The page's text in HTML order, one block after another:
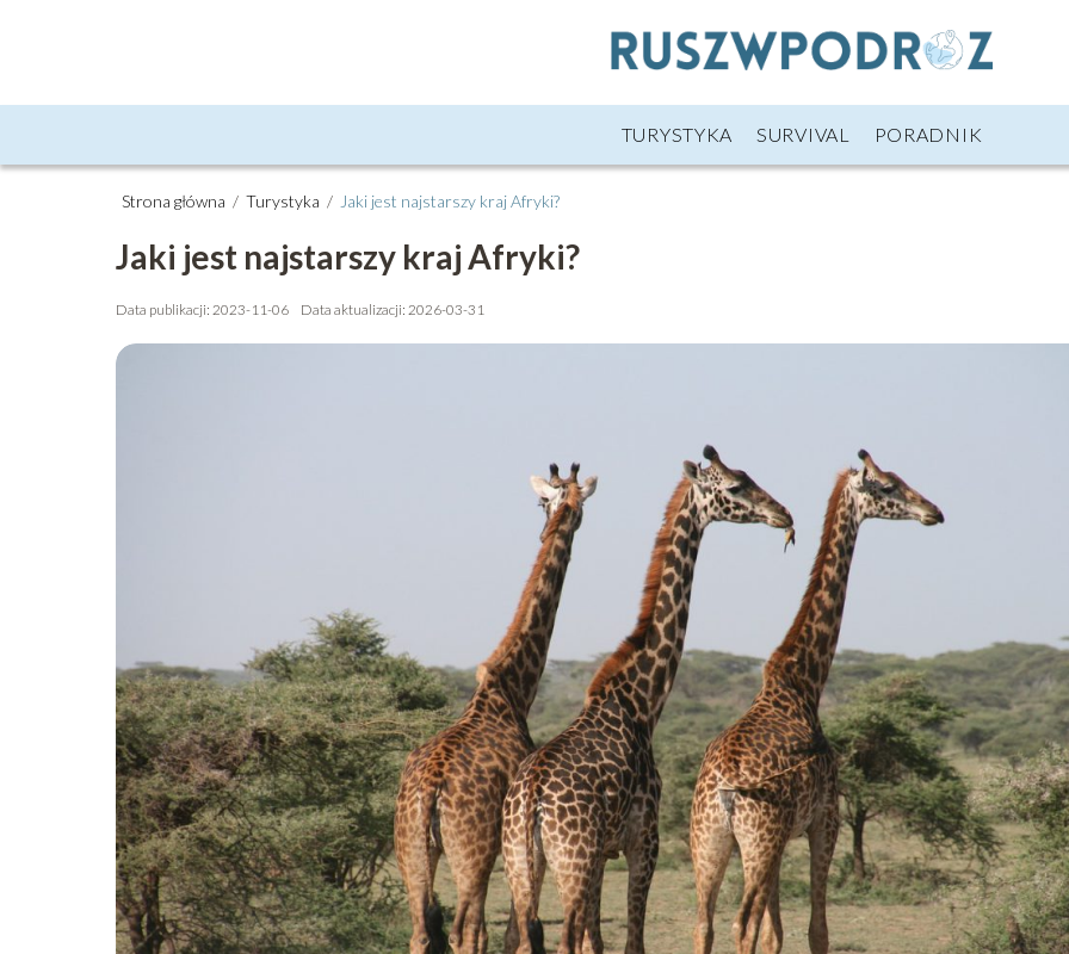
TURYSTYKA SURVIVAL PORADNIK
Strona główna / Turystyka / Jaki jest najstarszy kraj Afryki?
Jaki jest najstarszy kraj Afryki?
Data publikacji: 2023-11-06 Data aktualizacji: 2026-03-31